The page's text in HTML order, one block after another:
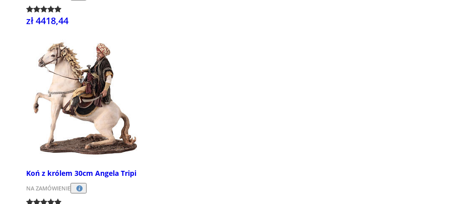
zł 4418,44
Koń z królem 30cm Angela Tripi
NA ZAMÓWIENIE